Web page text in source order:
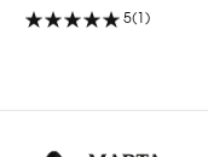
5(1)